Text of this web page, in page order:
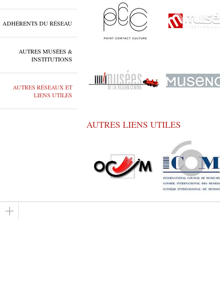
ADHÉRENTS DU RÉSEAU
AUTRES MUSÉES &
INSTITUTIONS
AUTRES RÉSEAUX ET
LIENS UTILES
AUTRES LIENS UTILES